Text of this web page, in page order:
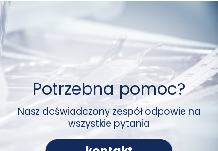
Potrzebna pomoc?
Nasz doświadczony zespół odpowie na
wszystkie pytania